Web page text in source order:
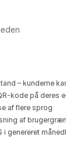
– kunderne
kode på deres
af flere sprog
af
i genereret